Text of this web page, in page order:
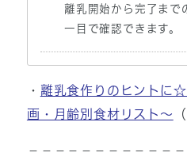
離乳開始から完了まで
一目で確認できます。
・ 離乳食作りのヒントに
画・月齢別食材リスト～
－－－－－－－－－－－